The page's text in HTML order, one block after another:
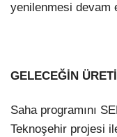
yenilenmesi devam
GELECEĞİN
Saha programını
Teknoşehir projesi